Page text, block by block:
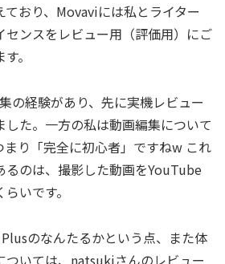
ており、Movaviには私とライター
ンスをレビュー用（評価用）にご
。
の経験があり、先に実機レビュー
た。一方の私は動画編集について
まり「完全に初心者」ですねw これ
るのは、撮影した動画をYouTube
いです。
のなんたるかという点、また体
ついては、natsukiさんのレビュー